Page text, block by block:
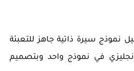
نموذج سيرة ذاتية جاهز للتعبئة
في نموذج واحد وبتصميم